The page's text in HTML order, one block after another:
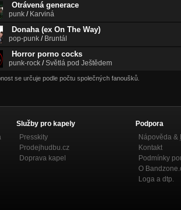
Otrávená generace
punk / Karviná
Donaha (ex On The Way)
pop-punk / Bruntál
Horror porno cocks
punk-rock /Světlá pod Ještědem
se určuje podle počtu společných fanoušků.
Služby pro kapely
Presskity
Prodejhudbu.cz
Doprava kapel
Podpora
Nápověda &
Kontakt
Podmínky
O
Loga a dtp.